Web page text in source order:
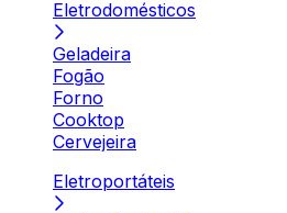
Eletrodomésticos
Geladeira
Fogão
Forno
Cooktop
Cervejeira
Eletroportáteis